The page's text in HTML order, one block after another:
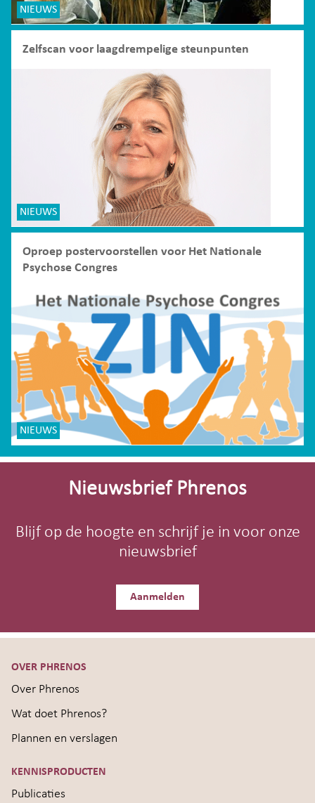
NIEUWS
Zelfscan voor laagdrempelige steunpunten
NIEUWS
Oproep postervoorstellen voor Het Nationale
Psychose Congres
NIEUWS
Site-
Nieuwsbrief Phrenos
Blijf op de hoogte en schrijf je in voor onze
nieuwsbrief
Aanmelden
OVER PHRENOS
Over Phrenos
Wat doet Phrenos?
Plannen en verslagen
KENNISPRODUCTEN
Publicaties